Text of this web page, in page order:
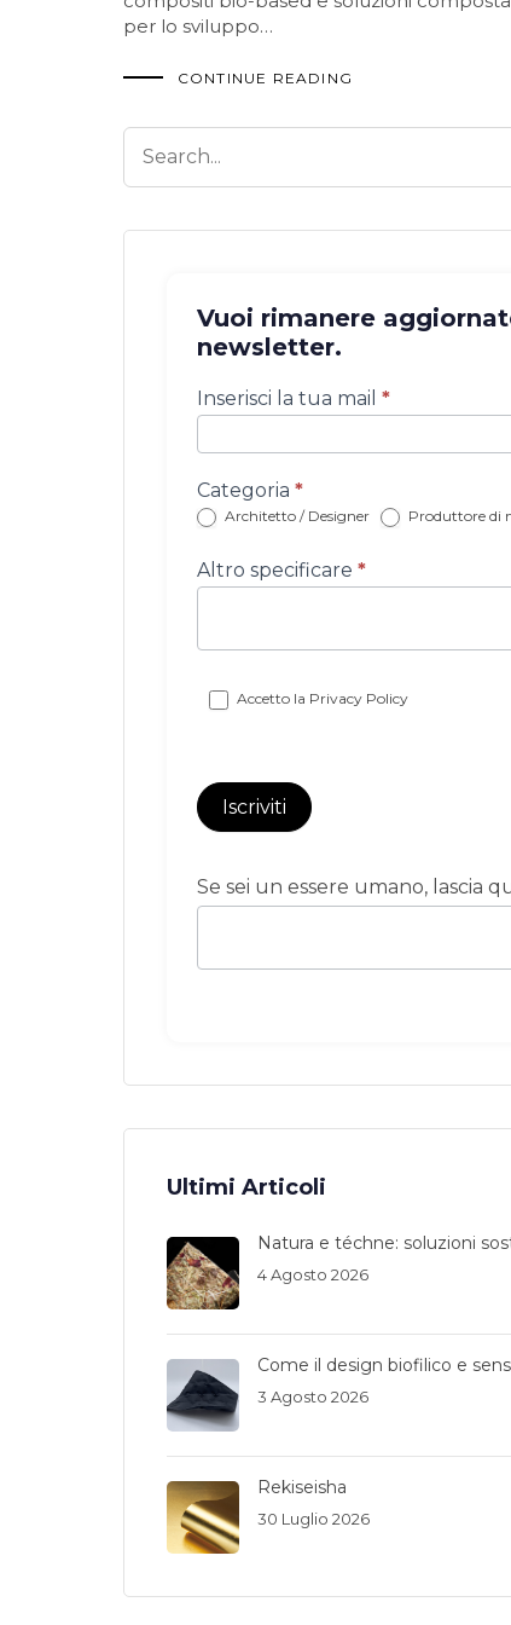
per lo sviluppo…
CONTINUE READING
Vuoi rimanere
newsletter.
Iscrizione
newsletter
con
Inserisci la tua mail *
Categoria *
Architetto / Designer Produttore di
Altro specificare *
Accetto la Privacy Policy
Iscriviti
Se sei un essere umano, lascia
Ultimi Articoli
Natura e téchne: soluzioni
4 Agosto 2026
Come il design biofilico e
3 Agosto 2026
Rekiseisha
30 Luglio 2026